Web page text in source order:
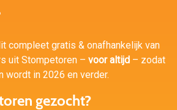
compleet gratis & onafhankelijk van
uit Stompetoren – voor altijd – zodat
wordt in 2026 en verder.
gezocht?